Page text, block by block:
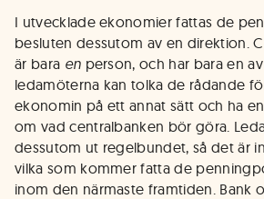
I utvecklade ekonomier fattas de
besluten dessutom av en direktion.
är bara en person, och har bara en
ledamöterna kan tolka de rådande
ekonomin på ett annat sätt och ha
om vad centralbanken bör göra.
dessutom ut regelbundet, så det är
vilka som kommer fatta de
inom den närmaste framtiden. Bank